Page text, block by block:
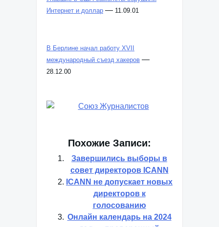
Интернет и доллар — 11.09.01
В Берлине начал работу XVII
международный съезд хакеров —
28.12.00
Похожие Записи:
Завершились выборы в
совет директоров ICANN
ICANN не допускает новых
директоров к
голосованию
Онлайн календарь на 2024